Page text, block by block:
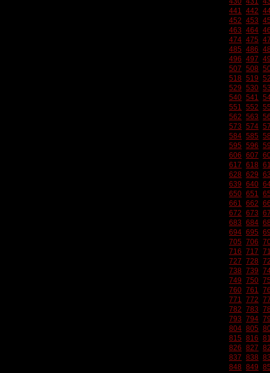
441 442
452 453
463 464
474 475
485 486
496 497
507 508
518 519
529 530
540 541
551 552
562 563
573 574
584 585
595 596
606 607
617 618
628 629
639 640
650 651
661 662
672 673
683 684
694 695
705 706
716 717
727 728
738 739
749 750
760 761
771 772
782 783
793 794
804 805
815 816
826 827
837 838
848 849